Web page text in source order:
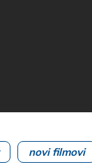
novi filmovi